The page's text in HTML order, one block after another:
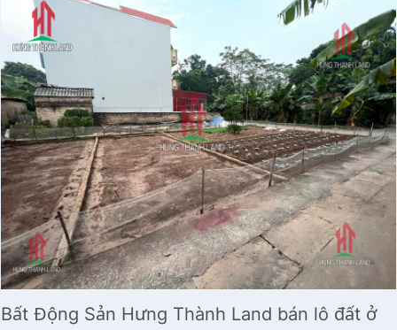
Bất Động Sản Hưng Thành Land bán lô đất ở